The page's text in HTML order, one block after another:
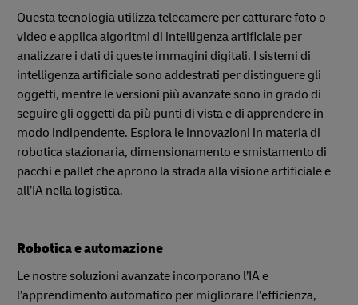
Questa tecnologia utilizza telecamere per catturare foto o
video e applica algoritmi di intelligenza artificiale per
analizzare i dati di queste immagini digitali. I sistemi di
intelligenza artificiale sono addestrati per distinguere gli
oggetti, mentre le versioni più avanzate sono in grado di
seguire gli oggetti da più punti di vista e di apprendere in
modo indipendente. Esplora le innovazioni in materia di
robotica stazionaria, dimensionamento e smistamento di
pacchi e pallet che aprono la strada alla visione artificiale e
all’IA nella logistica.
Robotica e automazione
Le nostre soluzioni avanzate incorporano l’IA e
l’apprendimento automatico per migliorare l’efficienza,